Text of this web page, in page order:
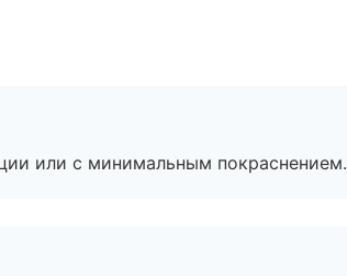
или с минимальным покраснением.